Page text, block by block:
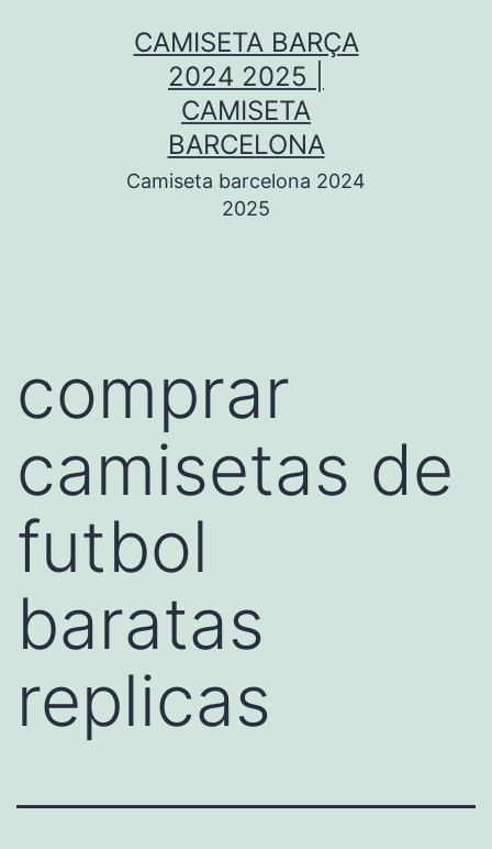
CAMISETA BARÇA
2024 2025 |
CAMISETA
BARCELONA
Camiseta barcelona 2024
2025
comprar
camisetas de
futbol
baratas
replicas